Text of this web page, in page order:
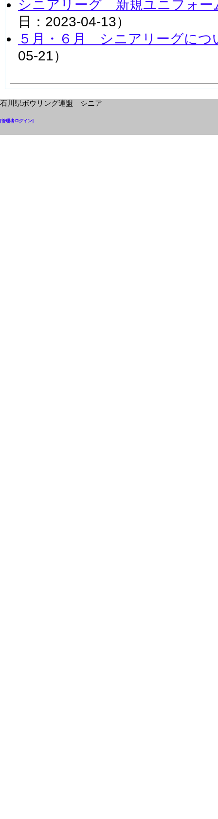
シニアリーグ 新規ユニフォ
日：2023-04-13）
５月・６月 シニアリーグにつ
05-21）
石川県ボウリング連盟 シニア
[管理者ログイン]